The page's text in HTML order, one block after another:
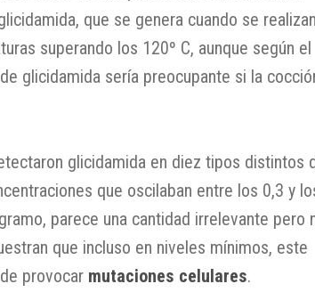
que se genera cuando se realizan
superando los 120º C, aunque según el
glicidamida sería preocupante si la
glicidamida en diez tipos distintos
que oscilaban entre los 0,3 y
parece una cantidad irrelevante pero
que incluso en niveles mínimos, este
provocar mutaciones celulares.